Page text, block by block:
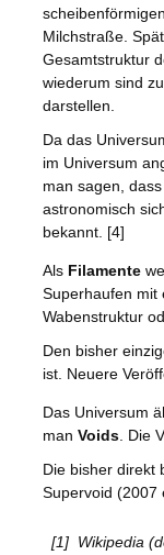
Milchstraße.
Gesamtstruktur
wiederum sind
darstellen.
Da das
im Universum
man sagen,
astronomisch
bekannt. [4]
Als Filamente
Superhaufen mit
Wabenstruktur
Den bisher
ist. Neuere
Das Universum
man Voids . Die
Die bisher direkt
Supervoid (2007
[1] Wikipedia